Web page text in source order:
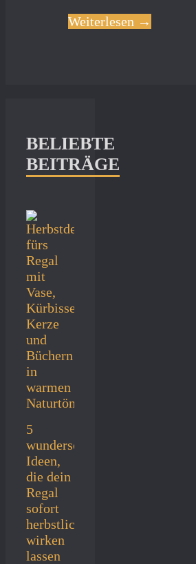
Weiterlesen →
BELIEBTE
BEITRÄGE
5
wunderschöne
Ideen,
die dein
Regal
sofort
herbstlich
wirken
lassen